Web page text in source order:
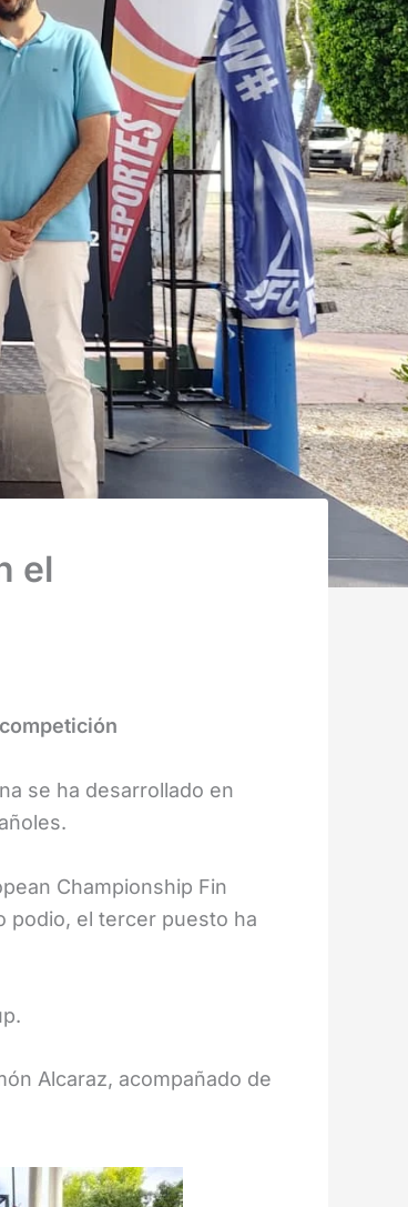
el
se ha desarrollado en
Championship Fin
podio, el tercer puesto ha
Alcaraz, acompañado de